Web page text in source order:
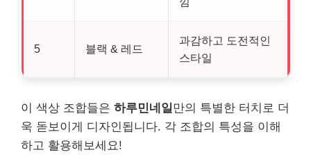
5 블랙 & 레드
과감하고 도전적인
스타일
이 색상 조합들은 하루민네일 만의 특별한 터치로 더
욱 돋보이게 디자인됩니다. 각 조합의 특성을 이해
하고 활용해보세요!